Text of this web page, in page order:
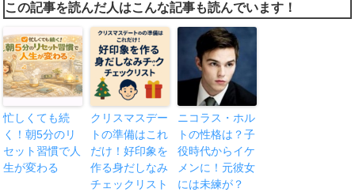
この記事を読んだ人はこんな記事も読んでいます！
忙しくても続
く！朝5分のリ
セット習慣で人
生が変わる
クリスマスデー
トの準備はこれ
だけ！好印象を
作る身だしなみ
チェックリスト
ニコラス・ホル
トの性格は？子
役時代からイケ
メンに！元彼女
には未練が？